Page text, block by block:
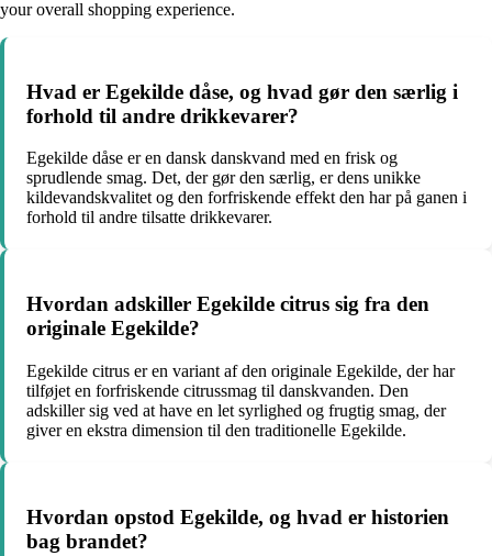
your overall shopping experience.
Hvad er Egekilde dåse, og hvad gør den særlig i
forhold til andre drikkevarer?
Egekilde dåse er en dansk danskvand med en frisk og
sprudlende smag. Det, der gør den særlig, er dens unikke
kildevandskvalitet og den forfriskende effekt den har på ganen i
forhold til andre tilsatte drikkevarer.
Hvordan adskiller Egekilde citrus sig fra den
originale Egekilde?
Egekilde citrus er en variant af den originale Egekilde, der har
tilføjet en forfriskende citrussmag til danskvanden. Den
adskiller sig ved at have en let syrlighed og frugtig smag, der
giver en ekstra dimension til den traditionelle Egekilde.
Hvordan opstod Egekilde, og hvad er historien
bag brandet?